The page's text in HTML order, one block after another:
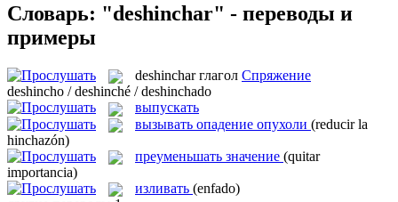
Словарь: "deshinchar" - переводы и
примеры
deshinchar глагол Спряжение
deshincho / deshinché / deshinchado
выпускать
вызывать опадение опухоли (reducir la
hinchazón)
преуменьшать значение (quitar
importancia)
изливать (enfado)